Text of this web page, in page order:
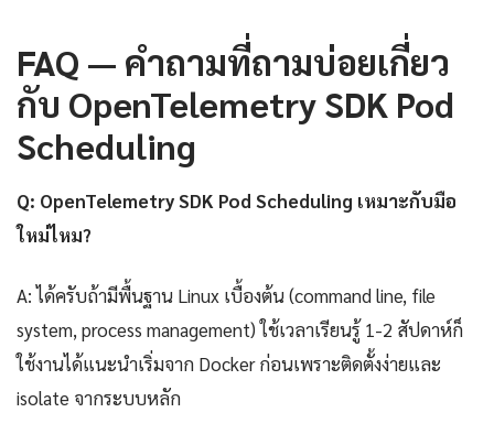
FAQ — คำถามที่ถามบ่อยเกี่ยว
กับ OpenTelemetry SDK Pod
Scheduling
Q: OpenTelemetry SDK Pod Scheduling เหมาะกับมือ
ใหม่ไหม?
A: ได้ครับถ้ามีพื้นฐาน Linux เบื้องต้น (command line, file
system, process management) ใช้เวลาเรียนรู้ 1-2 สัปดาห์ก็
ใช้งานได้แนะนำเริ่มจาก Docker ก่อนเพราะติดตั้งง่ายและ
isolate จากระบบหลัก